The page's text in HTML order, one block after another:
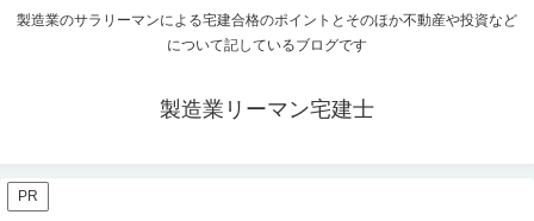
製造業のサラリーマンによる宅建合格のポイントとそのほか不動産や投資など
について記しているブログです
製造業リーマン宅建士
PR